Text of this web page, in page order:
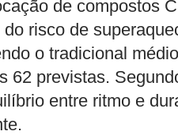
de compostos
risco de
o tradicional
62 previstas.
entre ritmo e